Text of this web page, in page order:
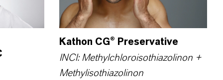
Kathon CG® Preservative
INCI: Methylchloroisothiazolinon +
Methylisothiazolinon